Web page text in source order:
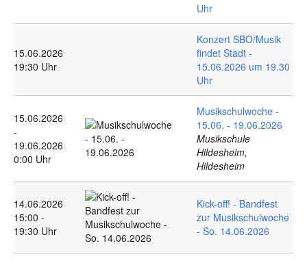
Uhr
15.06.2026
19:30 Uhr
Konzert SBO/Musik
findet Stadt -
15.06.2026 um 19.30
Uhr
15.06.2026
-
19.06.2026
0:00 Uhr
Musikschulwoche -
15.06. - 19.06.2026
Musikschule
Hildesheim,
Hildesheim
14.06.2026
15:00 -
19:30 Uhr
Kick-off! - Bandfest
zur Musikschulwoche
- So. 14.06.2026